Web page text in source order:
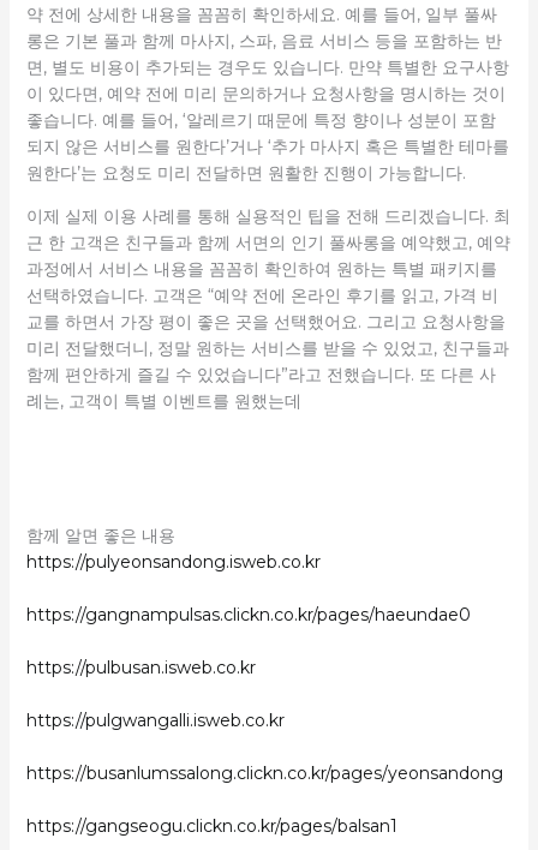
약 전에 상세한 내용을 꼼꼼히 확인하세요. 예를 들어, 일부 풀싸
롱은 기본 풀과 함께 마사지, 스파, 음료 서비스 등을 포함하는 반
면, 별도 비용이 추가되는 경우도 있습니다. 만약 특별한 요구사항
이 있다면, 예약 전에 미리 문의하거나 요청사항을 명시하는 것이
좋습니다. 예를 들어, ‘알레르기 때문에 특정 향이나 성분이 포함
되지 않은 서비스를 원한다’거나 ‘추가 마사지 혹은 특별한 테마를
원한다’는 요청도 미리 전달하면 원활한 진행이 가능합니다.
이제 실제 이용 사례를 통해 실용적인 팁을 전해 드리겠습니다. 최
근 한 고객은 친구들과 함께 서면의 인기 풀싸롱을 예약했고, 예약
과정에서 서비스 내용을 꼼꼼히 확인하여 원하는 특별 패키지를
선택하였습니다. 고객은 “예약 전에 온라인 후기를 읽고, 가격 비
교를 하면서 가장 평이 좋은 곳을 선택했어요. 그리고 요청사항을
미리 전달했더니, 정말 원하는 서비스를 받을 수 있었고, 친구들과
함께 편안하게 즐길 수 있었습니다”라고 전했습니다. 또 다른 사
례는, 고객이 특별 이벤트를 원했는데
함께 알면 좋은 내용
https://pulyeonsandong.isweb.co.kr
https://gangnampulsas.clickn.co.kr/pages/haeundae0
https://pulbusan.isweb.co.kr
https://pulgwangalli.isweb.co.kr
https://busanlumssalong.clickn.co.kr/pages/yeonsandong
https://gangseogu.clickn.co.kr/pages/balsan1